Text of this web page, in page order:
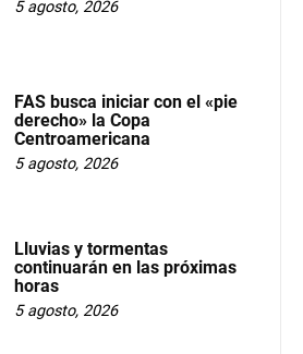
5 agosto, 2026
FAS busca iniciar con el «pie
derecho» la Copa
Centroamericana
5 agosto, 2026
Lluvias y tormentas
continuarán en las próximas
horas
5 agosto, 2026